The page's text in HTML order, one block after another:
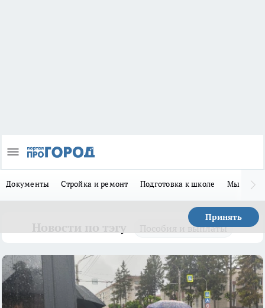
Документы Стройка и ремонт Подготовка к школе Мы в MAX
Принять
Пособия и выплаты